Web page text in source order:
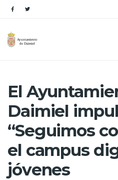
El
Daimiel
“Seguimos
el campus
jóvenes